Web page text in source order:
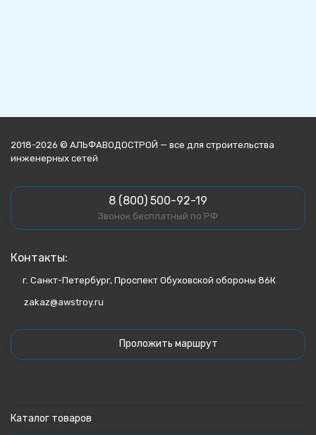
2018-2026 © АЛЬФАВОДОСТРОЙ — все для строительства
инженерных сетей
8 (800) 500-92-19
Звонок бесплатный по РФ
Контакты:
г. Санкт-Петербург, Проспект Обуховской обороны 86К
zakaz@awstroy.ru
Проложить маршрут
Каталог товаров